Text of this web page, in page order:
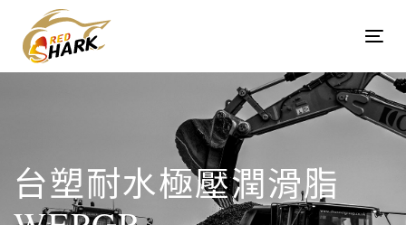
links
content
台塑耐水極壓潤滑脂